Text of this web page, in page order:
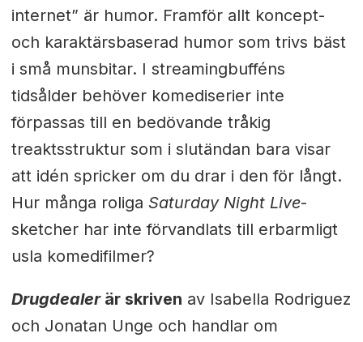
internet” är humor. Framför allt koncept-
och karaktärsbaserad humor som trivs bäst
i små munsbitar. I streamingbufféns
tidsålder behöver komediserier inte
förpassas till en bedövande tråkig
treaktsstruktur som i slutändan bara visar
att idén spricker om du drar i den för långt.
Hur många roliga Saturday Night Live-
sketcher har inte förvandlats till erbarmligt
usla komedifilmer?
Drugdealerär skriven av Isabella Rodriguez
och Jonatan Unge och handlar om